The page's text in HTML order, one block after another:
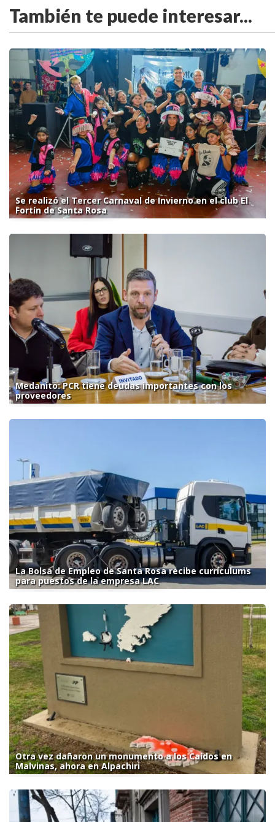
También te puede interesar...
Se realizó el Tercer Carnaval de Invierno en el club El
Fortín de Santa Rosa
Medanito: PCR tiene deudas importantes con los
proveedores
La Bolsa de Empleo de Santa Rosa recibe currículums
para puestos de la empresa LAC
Otra vez dañaron un monumento a los Caídos en
Malvinas, ahora en Alpachiri